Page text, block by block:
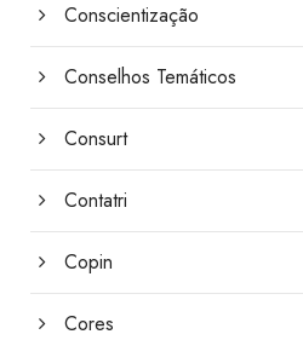
Conscientização
Conselhos Temáticos
Consurt
Contatri
Copin
Cores